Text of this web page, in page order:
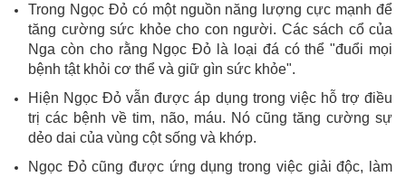
Trong Ngọc Đỏ có một nguồn năng lượng cực mạnh để
tăng cường sức khỏe cho con người. Các sách cổ của
Nga còn cho rằng Ngọc Đỏ là loại đá có thể "đuổi mọi
bệnh tật khỏi cơ thể và giữ gìn sức khỏe".
Hiện Ngọc Đỏ vẫn được áp dụng trong việc hỗ trợ điều
trị các bệnh về tim, não, máu. Nó cũng tăng cường sự
dẻo dai của vùng cột sống và khớp.
Ngọc Đỏ cũng được ứng dụng trong việc giải độc, làm